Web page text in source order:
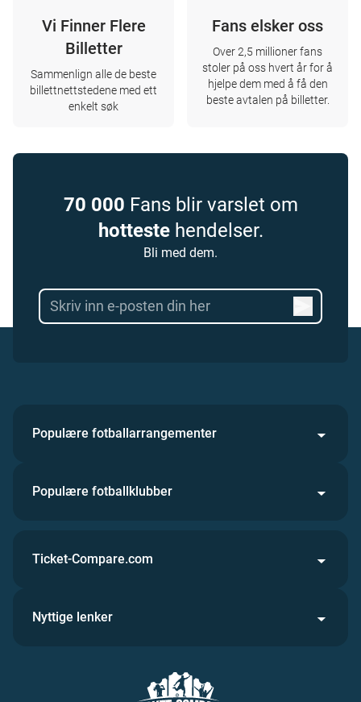
Vi Finner Flere
Billetter
Sammenlign alle de beste
billettnettstedene med ett
enkelt søk
Fans elsker oss
Over 2,5 millioner fans
stoler på oss hvert år for å
hjelpe dem med å få den
beste avtalen på billetter.
70 000 Fans blir varslet om
hottestehendelser.
Bli med dem.
Populære fotballarrangementer
Populære fotballklubber
Ticket-Compare.com
Nyttige lenker